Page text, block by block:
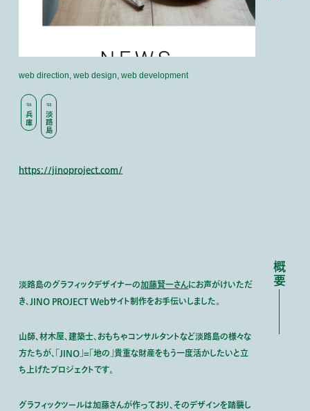
web direction, web design, web development
兵庫 淡路島
https://jinoproject.com/
概要
淡路島のグラフィックデザイナーの加藤賢一さんにお声がけいただ
き、JINO PROJECT Webサイト制作をお手伝いしました。
山師、材木屋、建築士、おもちゃコンサルタントなど淡路島の様々な
方たちが、「JINO」=「地の」貴重な財産をもう一度活かしたいと立
ち上げたプロジェクトです。
グラフィックツールは加藤さんが作っており、そのデザインを踏襲し